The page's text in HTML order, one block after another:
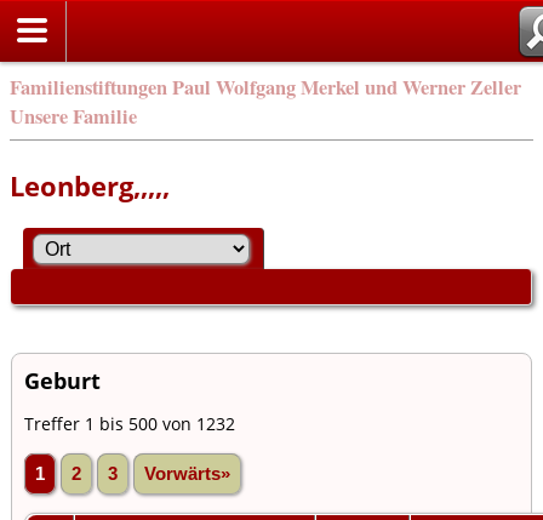
Familienstiftungen Paul Wolfgang Merkel und Werner Zeller
Unsere Familie
Leonberg,,,,,
Geburt
Treffer 1 bis 500 von 1232
1 2 3 Vorwärts»